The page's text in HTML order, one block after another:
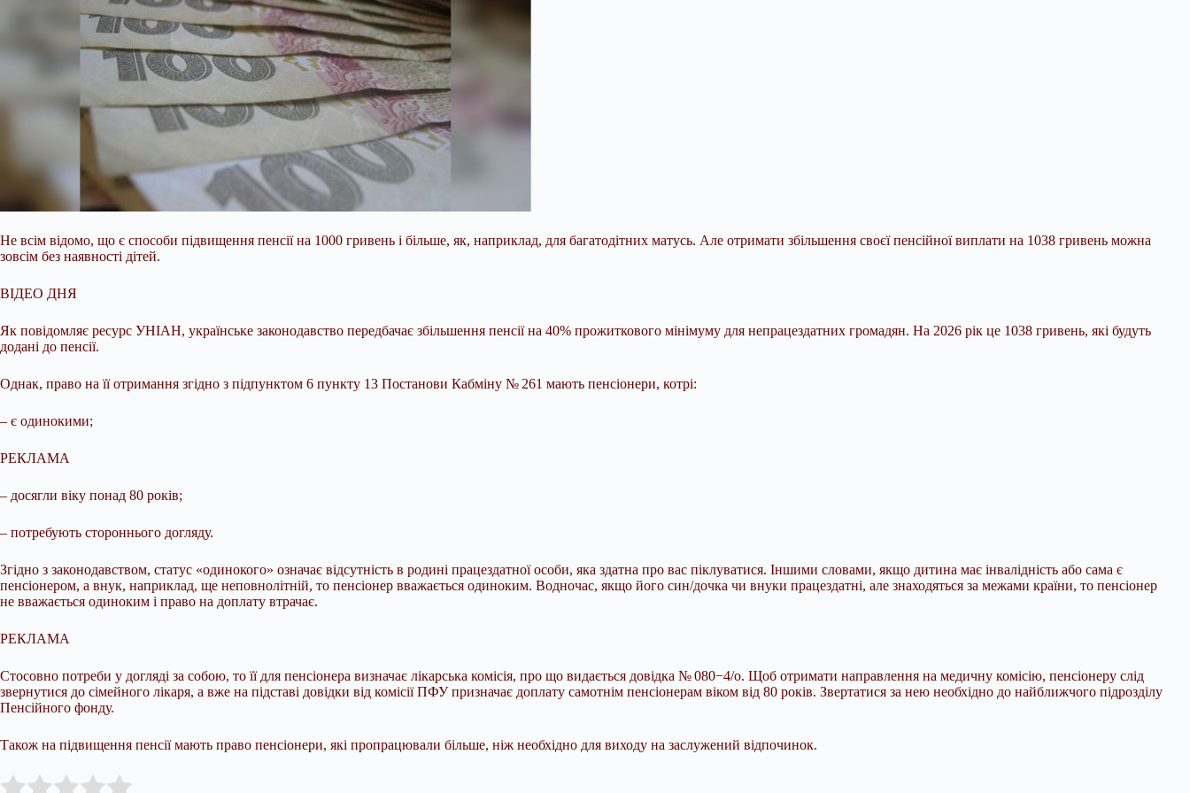
Не всім відомо, що є способи підвищення пенсії на 1000 гривень і більше, як, наприклад, для багатодітних матусь. Але отримати збільшення своєї пенсійної виплати на 1038 гривень можна
зовсім без наявності дітей.
ВІДЕО ДНЯ
Як повідомляє ресурс УНІАН, українське законодавство передбачає збільшення пенсії на 40% прожиткового мінімуму для непрацездатних громадян. На 2026 рік це 1038 гривень, які будуть
додані до пенсії.
Однак, право на її отримання згідно з підпунктом 6 пункту 13 Постанови Кабміну № 261 мають пенсіонери, котрі:
– є одинокими;
РЕКЛАМА
– досягли віку понад 80 років;
– потребують стороннього догляду.
Згідно з законодавством, статус «одинокого» означає відсутність в родині працездатної особи, яка здатна про вас піклуватися. Іншими словами, якщо дитина має інвалідність або сама є
пенсіонером, а внук, наприклад, ще неповнолітній, то пенсіонер вважається одиноким. Водночас, якщо його син/дочка чи внуки працездатні, але знаходяться за межами країни, то пенсіонер
не вважається одиноким і право на доплату втрачає.
РЕКЛАМА
Стосовно потреби у догляді за собою, то її для пенсіонера визначає лікарська комісія, про що видається довідка № 080−4/о. Щоб отримати направлення на медичну комісію, пенсіонеру слід
звернутися до сімейного лікаря, а вже на підставі довідки від комісії ПФУ призначає доплату самотнім пенсіонерам віком від 80 років. Звертатися за нею необхідно до найближчого підрозділу
Пенсійного фонду.
Також на підвищення пенсії мають право пенсіонери, які пропрацювали більше, ніж необхідно для виходу на заслужений відпочинок.
Rate this item: